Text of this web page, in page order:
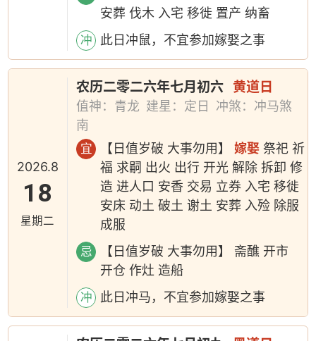
安葬 伐木 入宅 移徙 置产 纳畜
冲 此日冲鼠，不宜参加嫁娶之事
2026.8
18
星期二
农历二零二六年七月初六 黄道日
值神：青龙 建星：定日
冲煞：冲马煞
南
宜 【日值岁破 大事勿用】嫁娶 祭祀 祈
福 求嗣 出火 出行 开光 解除 拆卸 修
造 进人口 安香 交易 立券 入宅 移徙
安床 动土 破土 谢土 安葬 入殓 除服
成服
忌
【日值岁破 大事勿用】 斋醮 开市
开仓 作灶 造船
冲 此日冲马，不宜参加嫁娶之事